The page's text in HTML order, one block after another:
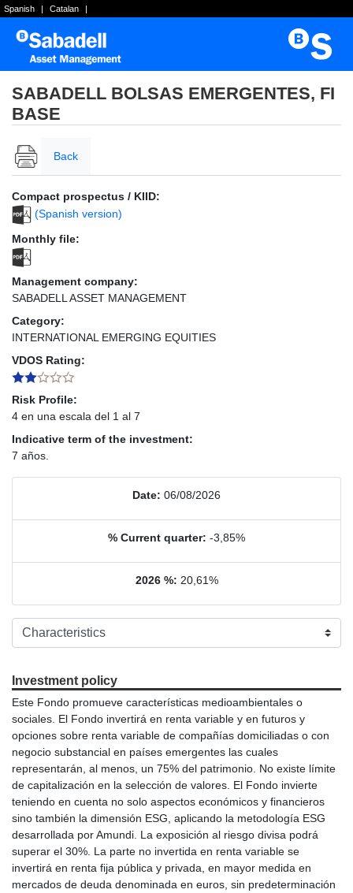
Spanish | Catalan |
SABADELL BOLSAS EMERGENTES, FI
BASE
Back
Compact prospectus / KIID:
(Spanish version)
Monthly file:
Management company:
SABADELL ASSET MANAGEMENT
Category:
INTERNATIONAL EMERGING EQUITIES
VDOS Rating:
Risk Profile:
4 en una escala del 1 al 7
Indicative term of the investment:
7 años.
Date: 06/08/2026
% Current quarter: -3,85%
2026 %: 20,61%
Investment policy
Este Fondo promueve características medioambientales o
sociales. El Fondo invertirá en renta variable y en futuros y
opciones sobre renta variable de compañías domiciliadas o con
negocio substancial en países emergentes las cuales
representarán, al menos, un 75% del patrimonio. No existe límite
de capitalización en la selección de valores. El Fondo invierte
teniendo en cuenta no solo aspectos económicos y financieros
sino también la dimensión ESG, aplicando la metodología ESG
desarrollada por Amundi. La exposición al riesgo divisa podrá
superar el 30%. La parte no invertida en renta variable se
invertirá en renta fija pública y privada, en mayor medida en
mercados de deuda denominada en euros, sin predeterminación